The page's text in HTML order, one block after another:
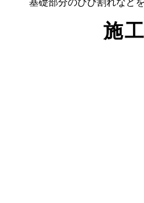
基礎部分のひび割れなど
施